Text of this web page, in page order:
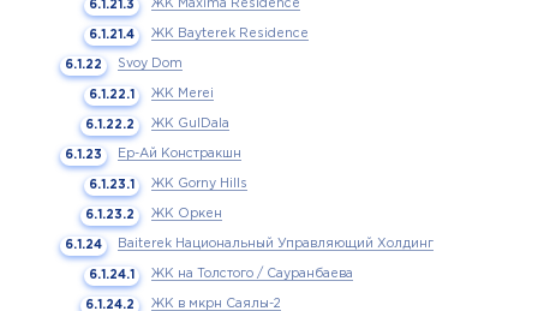
ЖК Maxima Residence
ЖК Bayterek Residence
Svoy Dom
ЖК Merei
ЖК GulDala
Ер-Ай Констракшн
ЖК Gorny Hills
ЖК Оркен
Baiterek Национальный Управляющий Холдинг
ЖК на Толстого / Сауранбаева
ЖК в мкрн Саялы-2